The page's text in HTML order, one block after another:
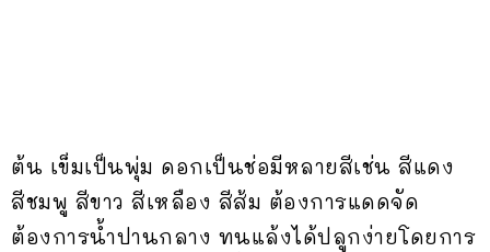
ต้น เข็มเป็นพุ่ม ดอกเป็นช่อมีหลายสีเช่น สีแดง
สีชมพู สีขาว สีเหลือง สีส้ม ต้องการแดดจัด
ต้องการน้ำปานกลาง ทนแล้งได้ปลูกง่ายโดยการ